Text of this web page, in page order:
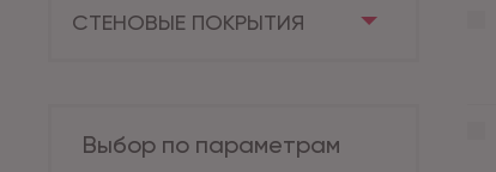
СТЕНОВЫЕ ПОКРЫТИЯ
Выбор по параметрам